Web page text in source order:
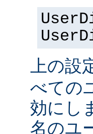
上の設
べての
効にし
名のユ